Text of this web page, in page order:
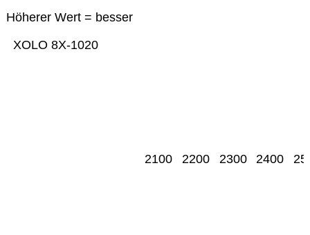
Höherer Wert = besser
XOLO 8X-1020
2100 2200 2300 2400